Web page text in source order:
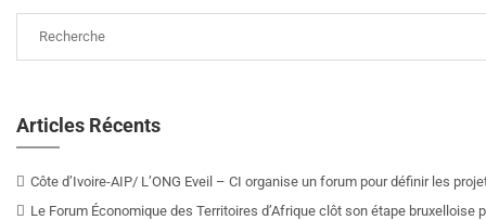
Articles Récents
Côte d’Ivoire-AIP/ L’ONG Eveil – CI organise un forum pour définir les
Le Forum Économique des Territoires d’Afrique clôt son étape